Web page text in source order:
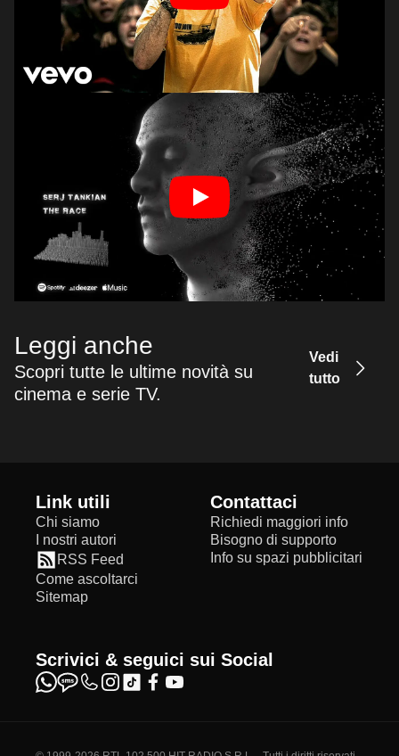
Leggi anche
Scopri tutte le ultime novità su
cinema e serie TV.
Vedi
tutto
Link utili
Chi siamo
I nostri autori
RSS Feed
Come ascoltarci
Sitemap
Contattaci
Richiedi maggiori info
Bisogno di supporto
Info su spazi pubblicitari
Scrivici & seguici sui Social